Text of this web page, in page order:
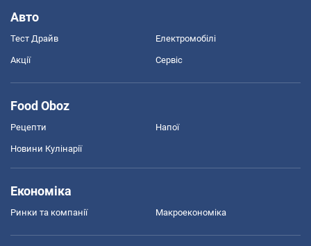
Авто
Тест Драйв Електромобілі
Акції Сервіс
Food Oboz
Рецепти Напої
Новини Кулінарії
Економіка
Ринки та компанії Макроекономіка